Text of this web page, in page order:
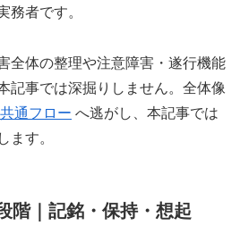
者です。
全体の整理や注意障害・遂行機能
記事では深掘りしません。全体像
通フロー へ逃がし、本記事では
す。
階｜記銘・保持・想起